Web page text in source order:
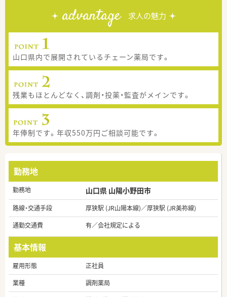
advantage 求人の魅力
山口県内で展開されているチェーン薬局です。
残業もほとんどなく、調剤・投薬・監査がメインです。
年俸制です。年収550万円ご相談可能です。
勤務地
勤務地 山口県 山陽小野田市
路線・交通手段
厚狭駅 (JR山陽本線)／厚狭駅 (JR美祢線)
通勤交通費
有／会社規定による
基本情報
雇用形態
正社員
業種
調剤薬局